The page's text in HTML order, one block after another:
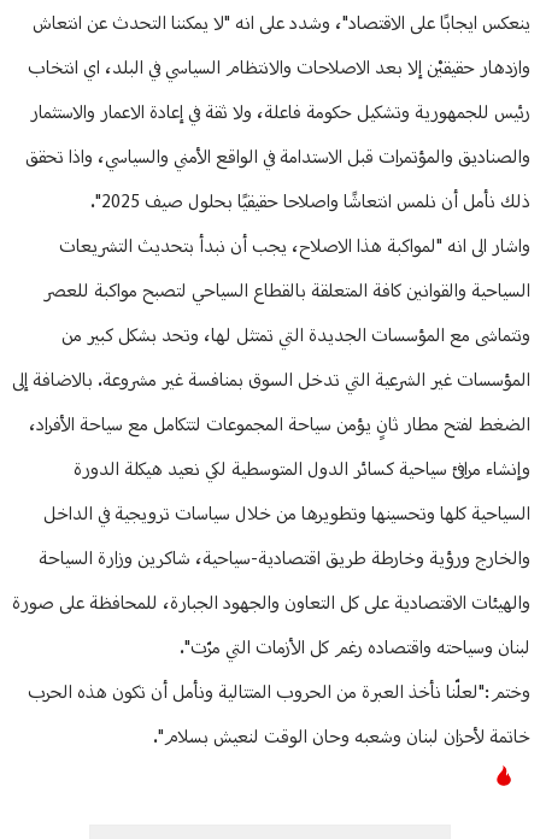
ينعكس ايجابًا على الاقتصاد"، وشدد على انه "لا يمكننا التحدث عن انتعاش
وازدهار حقيقيْن إلا بعد الاصلاحات والانتظام السياسي في البلد، اي انتخاب
رئيس للجمهورية وتشكيل حكومة فاعلة، ولا ثقة في إعادة الاعمار والاستثمار
والصناديق والمؤتمرات قبل الاستدامة في الواقع الأمني والسياسي، واذا تحقق
ذلك نأمل أن نلمس انتعاشًا واصلاحا حقيقيًا بحلول صيف 2025".
واشار الى انه "لمواكبة هذا الاصلاح، يجب أن نبدأ بتحديث التشريعات
السياحية والقوانين كافة المتعلقة بالقطاع السياحي لتصبح مواكبة للعصر
وتتماشى مع المؤسسات الجديدة التي تمتثل لها، وتحد بشكل كبير من
المؤسسات غير الشرعية التي تدخل السوق بمنافسة غير مشروعة. بالاضافة إلى
الضغط لفتح مطار ثانٍ يؤمن سياحة المجموعات لتتكامل مع سياحة الأفراد،
وإنشاء مرافئ سياحية كسائر الدول المتوسطية لكي نعيد هيكلة الدورة
السياحية كلها وتحسينها وتطويرها من خلال سياسات ترويجية في الداخل
والخارج ورؤية وخارطة طريق اقتصادية-سياحية، شاكرين وزارة السياحة
والهيئات الاقتصادية على كل التعاون والجهود الجبارة، للمحافظة على صورة
لبنان وسياحته واقتصاده رغم كل الأزمات التي مرّت".
وختم:"لعلّنا نأخذ العبرة من الحروب المتتالية ونأمل أن تكون هذه الحرب
خاتمة لأحزان لبنان وشعبه وحان الوقت لنعيش بسلام".